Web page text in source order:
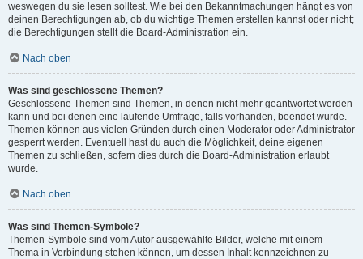
weswegen du sie lesen solltest. Wie bei den Bekanntmachungen hängt es von
deinen Berechtigungen ab, ob du wichtige Themen erstellen kannst oder nicht;
die Berechtigungen stellt die Board-Administration ein.
Nach oben
Was sind geschlossene Themen?
Geschlossene Themen sind Themen, in denen nicht mehr geantwortet werden
kann und bei denen eine laufende Umfrage, falls vorhanden, beendet wurde.
Themen können aus vielen Gründen durch einen Moderator oder Administrator
gesperrt werden. Eventuell hast du auch die Möglichkeit, deine eigenen
Themen zu schließen, sofern dies durch die Board-Administration erlaubt
wurde.
Nach oben
Was sind Themen-Symbole?
Themen-Symbole sind vom Autor ausgewählte Bilder, welche mit einem
Thema in Verbindung stehen können, um dessen Inhalt kennzeichnen zu